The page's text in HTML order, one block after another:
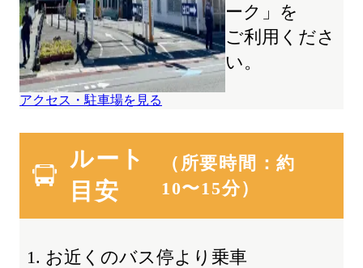
ーク」を
ご利用くださ
い。
アクセス・駐車場を見る
ルート
目安
（所要時間：約
10〜15分）
お近くのバス停より乗車